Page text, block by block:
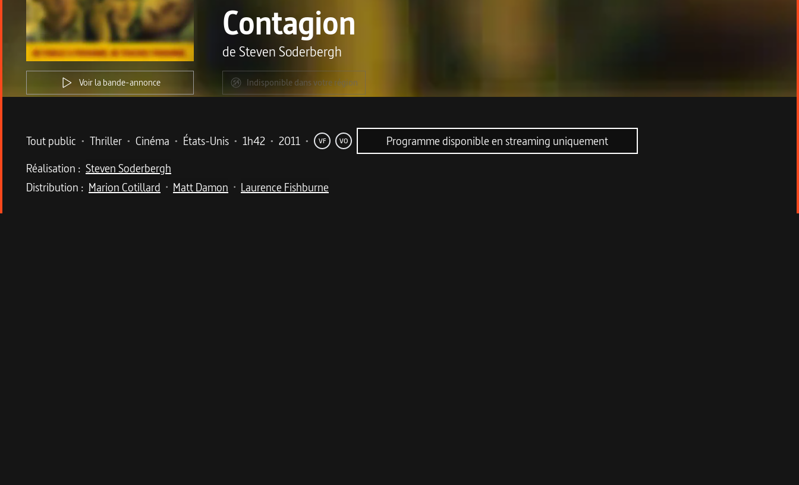
Voir la bande-annonce
Contagion
de Steven Soderbergh
Indisponible dans votre région
Metadata du programme
Tout public • Thriller • Cinéma • États-Unis • 1h42 • 2011 • VF VO
Programme disponible en streaming uniquement
Réalisation : Steven Soderbergh
Distribution : Marion Cotillard • Matt Damon • Laurence Fishburne